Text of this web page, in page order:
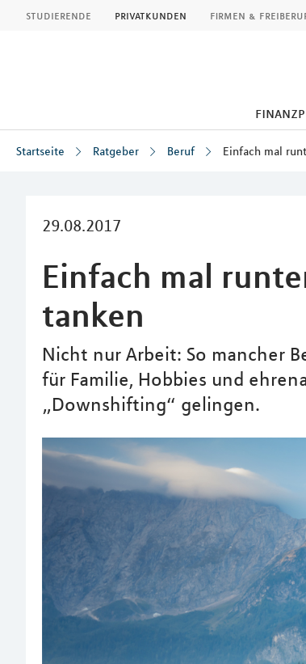
studierende privatkunden firmen &
Startseite Ratgeber Beruf Einfach mal
29.08.2017
Einfach mal
tanken
Nicht nur Arbeit: So mancher
für Familie, Hobbies und
„Downshifting“ gelingen.